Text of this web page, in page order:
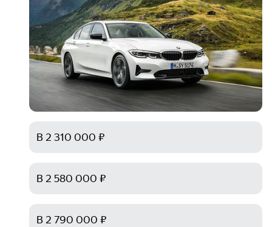
В 2 310 000 ₽
В 2 580 000 ₽
В 2 790 000 ₽